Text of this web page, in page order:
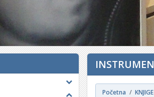
Početna KNJIGE